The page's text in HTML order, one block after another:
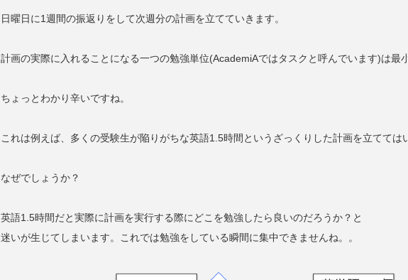
日曜日に1週間の振返りをして次週分の計画を立てていきます。
計画の実際に入れることになる一つの勉強単位(AcademiAではタスクと呼んでいます)は最
ちょっとわかり辛いですね。
これは例えば、多くの受験生が陥りがちな英語1.5時間というざっくりした計画を立てては
なぜでしょうか？
英語1.5時間だと実際に計画を実行する際にどこを勉強したら良いのだろうか？と
迷いが生じてしまいます。これでは勉強をしている瞬間に集中できませんね。。